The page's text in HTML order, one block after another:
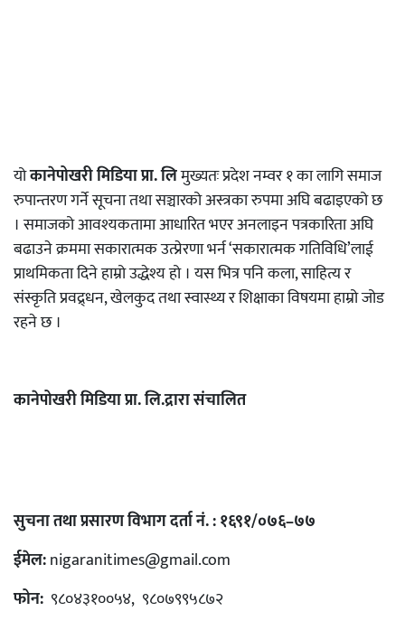
योकानेपोखरी मिडिया प्रा. लिमुख्यतः प्रदेश नम्वर १ का लागि समाज
रुपान्तरण गर्ने सूचना तथा सञ्चारको अस्त्रका रुपमा अघि बढाइएको छ
। समाजको आवश्यकतामा आधारित भएर अनलाइन पत्रकारिता अघि
बढाउने क्रममा सकारात्मक उत्प्रेरणा भर्न ‘सकारात्मक गतिविधि’लाई
प्राथमिकता दिने हाम्रो उद्धेश्य हो । यस भित्र पनि कला, साहित्य र
संस्कृति प्रवद्र्धन, खेलकुद तथा स्वास्थ्य र शिक्षाका विषयमा हाम्रो जोड
रहने छ ।
कानेपोखरी मिडिया प्रा. लि.द्रारा संचालित
सुचना तथा प्रसारण विभाग दर्ता नं. : १६९१/०७६–७७
ईमेल:nigaranitimes@gmail.com
फोन: ९८०४३१००५४, ९८०७९९५८७२